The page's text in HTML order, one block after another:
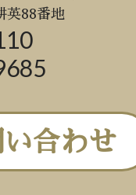
英88番地
合わせ